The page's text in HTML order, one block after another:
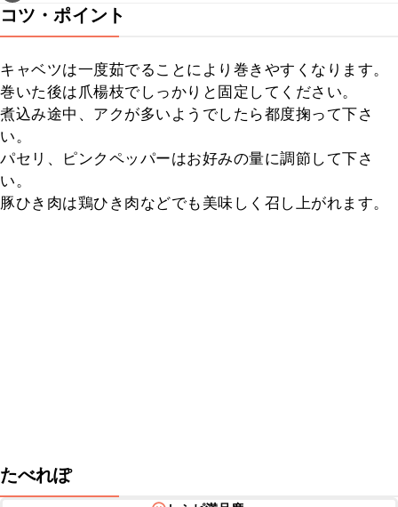
コツ・ポイント
キャベツは一度茹でることにより巻きやすくなります。
巻いた後は爪楊枝でしっかりと固定してください。
煮込み途中、アクが多いようでしたら都度掬って下さ
い。
パセリ、ピンクペッパーはお好みの量に調節して下さ
い。
豚ひき肉は鶏ひき肉などでも美味しく召し上がれます。
たべれぽ